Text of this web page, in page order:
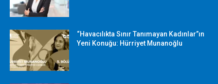
“Havacılıkta Sınır Tanımayan Kadınlar”ın
Yeni Konuğu: Hürriyet Munanoğlu